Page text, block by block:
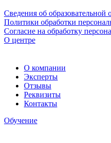
Сведения об образовательной
Политики обработки
Согласие на обработку
О центре
О компании
Эксперты
Отзывы
Реквизиты
Контакты
Обучение